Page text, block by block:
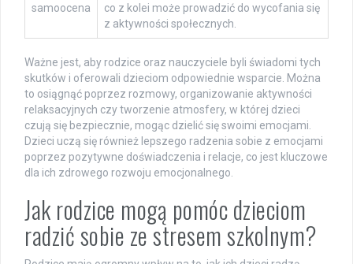
samoocena
co z kolei może prowadzić do wycofania się
z aktywności społecznych.
Ważne jest, aby rodzice oraz nauczyciele byli świadomi tych
skutków i oferowali dzieciom odpowiednie wsparcie. Można
to osiągnąć poprzez rozmowy, organizowanie aktywności
relaksacyjnych czy tworzenie atmosfery, w której dzieci
czują się bezpiecznie, mogąc dzielić się swoimi emocjami.
Dzieci uczą się również lepszego radzenia sobie z emocjami
poprzez pozytywne doświadczenia i relacje, co jest kluczowe
dla ich zdrowego rozwoju emocjonalnego.
Jak rodzice mogą pomóc dzieciom
radzić sobie ze stresem szkolnym?